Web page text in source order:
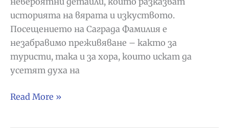
историята на вярата и изкуството.
Посещението на Саграда Фамилия е
незабравимо преживяване – както за
туристи, така и за хора, които искат да
усетят духа на
Саграда
Read More »